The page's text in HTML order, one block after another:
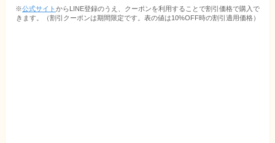
きます。（割引クーポンは期間限定です。表の値は10%OFF時の割引適用価格）